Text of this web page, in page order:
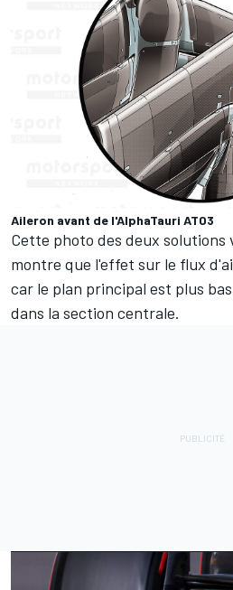
Aileron avant de l'AlphaTauri AT03
Cette photo des deux solutions
montre que l'effet sur le flux
car le plan principal est plus
dans la section centrale.